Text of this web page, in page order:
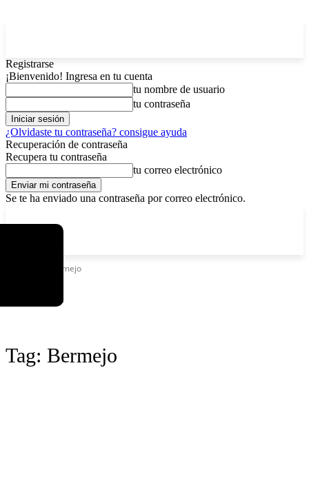
Registrarse
¡Bienvenido! Ingresa en tu cuenta
tu nombre de usuario
tu contraseña
¿Olvidaste tu contraseña? consigue ayuda
Recuperación de contraseña
Recupera tu contraseña
tu correo electrónico
Se te ha enviado una contraseña por correo electrónico.
Bermejo
Tag: Bermejo